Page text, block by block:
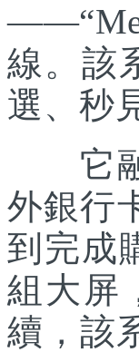
線。該
選、秒
它融
外銀行
到完成
組大屏
續，該